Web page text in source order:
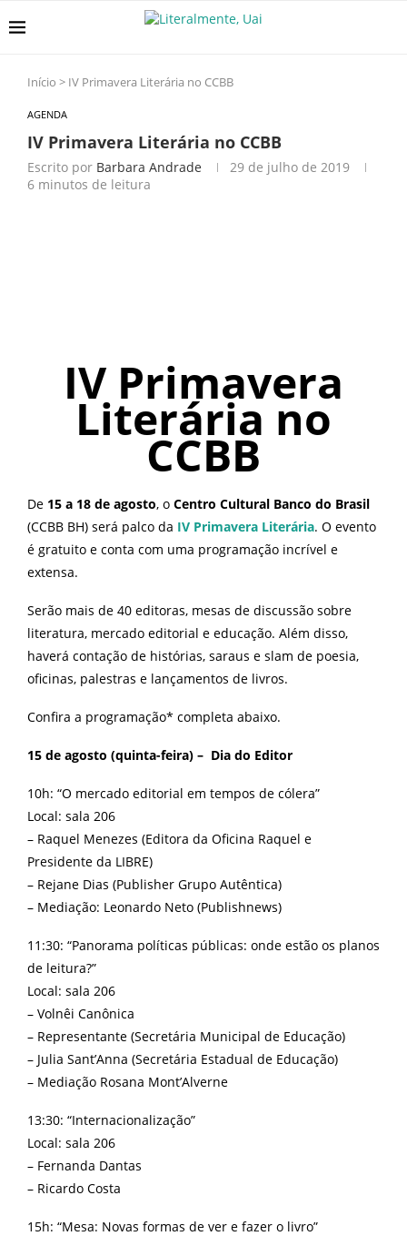
Início > IV Primavera Literária no CCBB
AGENDA
IV Primavera Literária no CCBB
Escrito por Barbara Andrade
29 de julho de 2019
6 minutos de leitura
IV Primavera
Literária no
CCBB
De 15 a 18 de agosto, o Centro Cultural Banco do Brasil
(CCBB BH) será palco da IV Primavera Literária. O evento
é gratuito e conta com uma programação incrível e
extensa.
Serão mais de 40 editoras, mesas de discussão sobre
literatura, mercado editorial e educação. Além disso,
haverá contação de histórias, saraus e slam de poesia,
oficinas, palestras e lançamentos de livros.
Confira a programação* completa abaixo.
15 de agosto (quinta-feira) – Dia do Editor
10h: “O mercado editorial em tempos de cólera”
Local: sala 206
– Raquel Menezes (Editora da Oficina Raquel e
Presidente da LIBRE)
– Rejane Dias (Publisher Grupo Autêntica)
– Mediação: Leonardo Neto (Publishnews)
11:30: “Panorama políticas públicas: onde estão os planos
de leitura?”
Local: sala 206
– Volnêi Canônica
– Representante (Secretária Municipal de Educação)
– Julia Sant’Anna (Secretária Estadual de Educação)
– Mediação Rosana Mont’Alverne
13:30: “Internacionalização”
Local: sala 206
– Fernanda Dantas
– Ricardo Costa
15h: “Mesa: Novas formas de ver e fazer o livro”